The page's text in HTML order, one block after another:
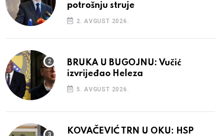
potrošnju struje
2. AVGUST 2026.
BRUKA U BUGOJNU: Vučić
izvrijeđao Heleza
5. AVGUST 2026.
KOVAČEVIĆ TRN U OKU: HSP